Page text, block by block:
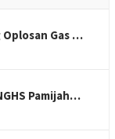
Gas …
Pamijah…